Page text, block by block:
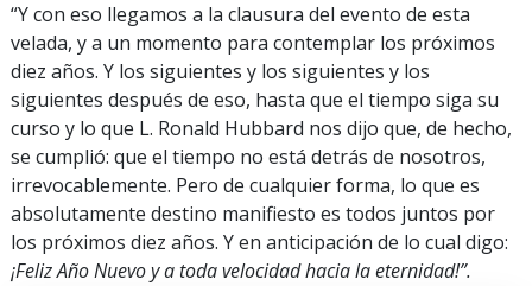
“Y con eso llegamos a la clausura del evento de esta
velada, y a un momento para contemplar los próximos
diez años. Y los siguientes y los siguientes y los
siguientes después de eso, hasta que el tiempo siga su
curso y lo que L. Ronald Hubbard nos dijo que, de hecho,
se cumplió: que el tiempo no está detrás de nosotros,
irrevocablemente. Pero de cualquier forma, lo que es
absolutamente destino manifiesto es todos juntos por
los próximos diez años. Y en anticipación de lo cual digo:
¡Feliz Año Nuevo y a toda velocidad hacia la eternidad!”.